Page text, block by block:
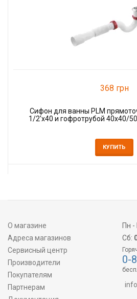
368 грн
Сифон для ванны PLM
1/2'x40 и гофротрубой 40x40/
КУПИТЬ
О магазине
Адреса магазинов
Сервисный центр
Производители
Покупателям
Партнерам
Пн -
Сб:
0-